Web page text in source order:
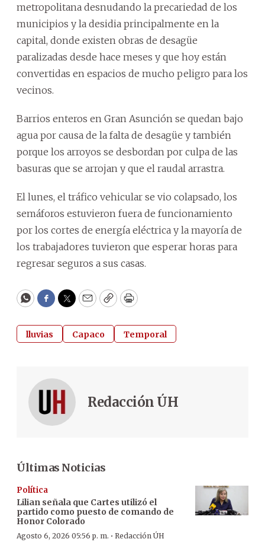
metropolitana desnudando la precariedad de los
municipios y la desidia principalmente en la
capital, donde existen obras de desagüe
paralizadas desde hace meses y que hoy están
convertidas en espacios de mucho peligro para los
vecinos.
Barrios enteros en Gran Asunción se quedan bajo
agua por causa de la falta de desagüe y también
porque los arroyos se desbordan por culpa de las
basuras que se arrojan y que el raudal arrastra.
El lunes, el tráfico vehicular se vio colapsado, los
semáforos estuvieron fuera de funcionamiento
por los cortes de energía eléctrica y la mayoría de
los trabajadores tuvieron que esperar horas para
regresar seguros a sus casas.
WhatsApp
Facebook
Twitter
EmailCopyPrint
lluvias Capaco Temporal
Redacción ÚH
Últimas Noticias
Política
Lilian señala que Cartes utilizó el
partido como puesto de comando de
Honor Colorado
Agosto 6, 2026 05:56 p. m. · Redacción ÚH